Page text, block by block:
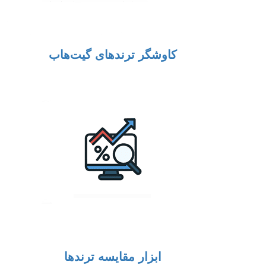
کاوشگر ترندهای گیت‌هاب
ابزار مقایسه ترندها